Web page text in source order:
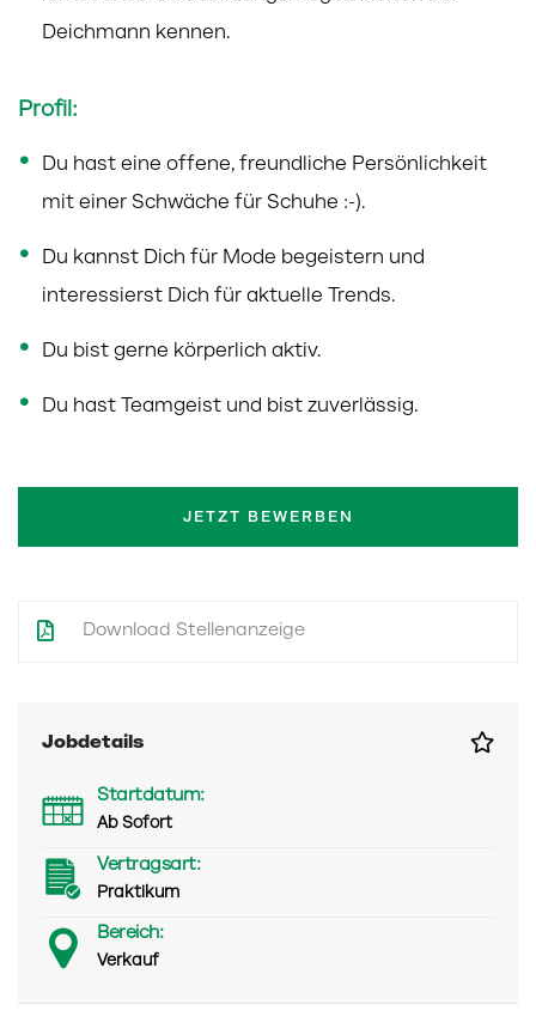
Deichmann kennen.
Profil:
Du hast eine offene, freundliche Persönlichkeit
mit einer Schwäche für Schuhe :-).
Du kannst Dich für Mode begeistern und
interessierst Dich für aktuelle Trends.
Du bist gerne körperlich aktiv.
Du hast Teamgeist und bist zuverlässig.
JETZT BEWERBEN
Download Stellenanzeige
Jobdetails
Startdatum:
Ab Sofort
Vertragsart:
Praktikum
Bereich:
Verkauf